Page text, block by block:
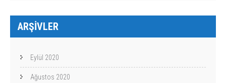
ARŞIVLER
Eylül 2020
Ağustos 2020